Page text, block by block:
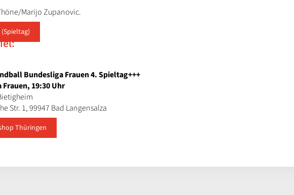
Marijo Zupanovic.
Bundesliga Frauen 4. Spieltag+++
19:30 Uhr
Str. 1, 99947 Bad Langensalza
Thüringen